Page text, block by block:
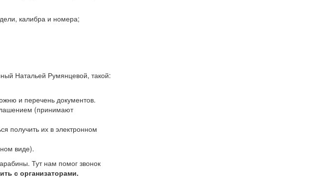
калибра и номера;
Натальей Румянцевой, такой:
и перечень документов.
(принимают
получить их в электронном
виде).
Тут нам помог звонок
с организаторами.